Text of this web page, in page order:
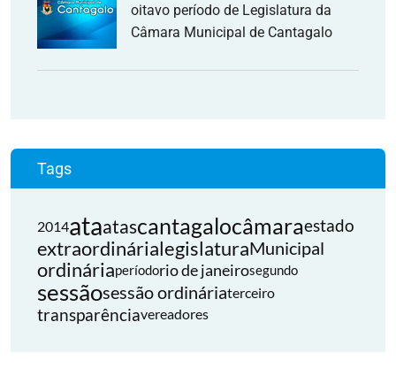
oitavo período de Legislatura da
Câmara Municipal de Cantagalo
Tags
2014ataatascantagalocâmaraestado
extraordinárialegislaturaMunicipal
ordináriaperíodorio de janeirosegundo
sessãosessão ordináriaterceiro
transparênciavereadores